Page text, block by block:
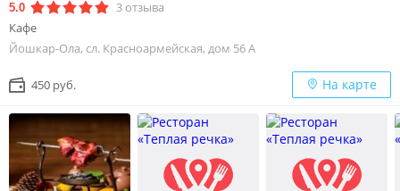
5.0 3отзыва
Кафе
Йошкар-Ола, сл. Красноармейская, дом 56 А
450 руб. На карте